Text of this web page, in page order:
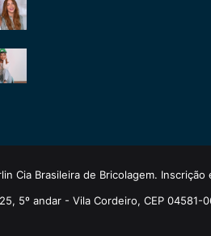
Brasileira de Bricolagem. Inscrição
5º andar - Vila Cordeiro, CEP 04581-